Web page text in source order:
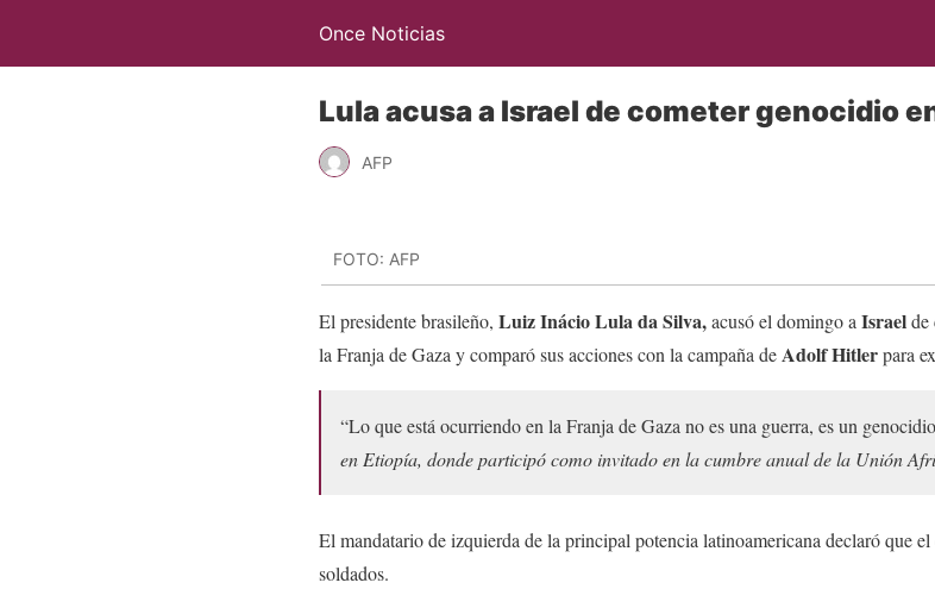
Once Noticias
Lula acusa a Israel de cometer genocidio
AFP
FOTO: AFP
El presidente brasileño, Luiz Inácio Lula da Silva,acusó el domingo a Israelde
la Franja de Gaza y comparó sus acciones con la campaña deAdolf Hitlerpara
“Lo que está ocurriendo en la Franja de Gaza no es una guerra, es un
en Etiopía, donde participó como invitado en la cumbre anual de la Unión
El mandatario de izquierda de la principal potencia latinoamericana declaró que
soldados.